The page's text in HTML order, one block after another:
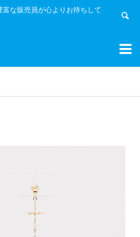
な販売員が心よりお待ちして

